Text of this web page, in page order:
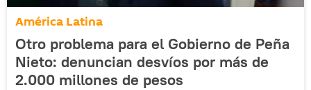
América Latina
Otro problema para el Gobierno de Peña
Nieto: denuncian desvíos por más de
2.000 millones de pesos